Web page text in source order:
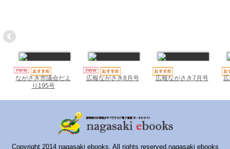
ながさき市議会だよ
り195号
広報ながさき8月号 広報ながさき7月号
Copyright 2014 nagasaki ebooks. All rights reserved.nagasaki ebooks
はさみebooks
ながさき市ebooks
さいかいイーブックス
長崎MICE観光マップ